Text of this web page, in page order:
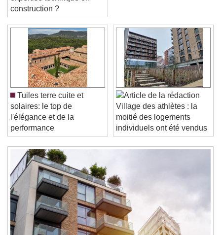
Video Player is loading.
Play Video
Play
Skip Backward
Skip Forward
Unmute
Current Time0:00
/
Duration -:-
Loaded
Seek to live, currently behind liveLIVE
Remaining Time
1x
Playback Rate
Chapters
Chapters
Descriptions
expertise technique en
construction ?
Tuiles terre cuite et
solaires: le top de
l'élégance et de la
performance
Village des athlètes : la
moitié des logements
individuels ont été vendus